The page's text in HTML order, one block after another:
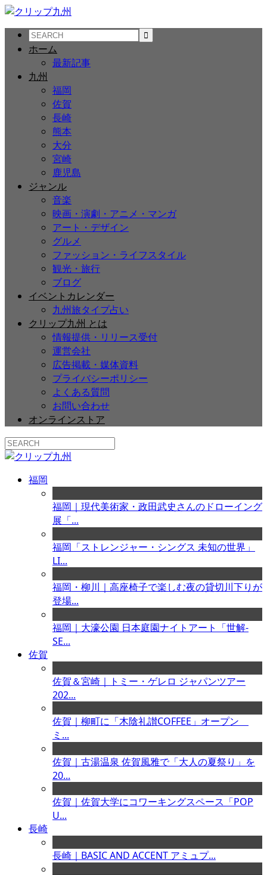
ホーム
最新記事
九州
福岡
佐賀
長崎
熊本
大分
宮崎
鹿児島
ジャンル
音楽
映画・演劇・アニメ・マンガ
アート・デザイン
グルメ
ファッション・ライフスタイル
観光・旅行
ブログ
イベントカレンダー
九州旅タイプ占い
クリップ九州 とは
情報提供・リリース受付
運営会社
広告掲載・媒体資料
プライバシーポリシー
よくある質問
お問い合わせ
オンラインストア
福岡
福岡｜現代美術家・政田武史さんのドローイング
展「...
福岡「ストレンジャー・シングス 未知の世界」
LI...
福岡・柳川｜高座椅子で楽しむ夜の貸切川下りが
登場...
福岡｜大濠公園 日本庭園ナイトアート「世解-
SE...
佐賀
佐賀＆宮崎｜トミー・ゲレロ ジャパンツアー
202...
佐賀｜柳町に「木陰礼讃COFFEE」オープン
ミ...
佐賀｜古湯温泉 佐賀風雅で「大人の夏祭り」を
20...
佐賀｜佐賀大学にコワーキングスペース「POP
U...
長崎
長崎｜BASIC AND ACCENT アミュプ...